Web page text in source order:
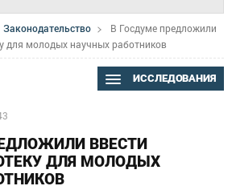
Законодательство
В Госдуме предложили
для молодых научных работников
ИССЛЕДОВАНИЯ
ВВЕСТИ
ДЛЯ МОЛОДЫХ